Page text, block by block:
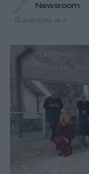
Newsroom
Διαβάζεται σε 2'